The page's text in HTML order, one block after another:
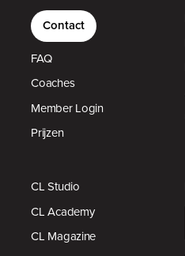
Contact
FAQ
Coaches
Member Login
Prijzen
CL Studio
CL Academy
CL Magazine